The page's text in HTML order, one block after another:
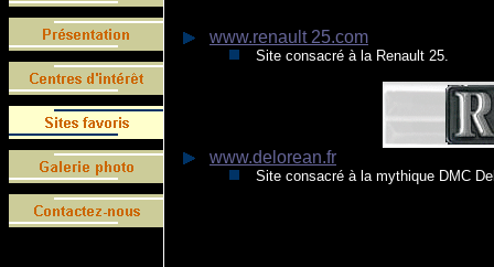
www.renault 25.com
Site consacré à la Renault 25.
www.delorean.fr
Site consacré à la mythique DMC